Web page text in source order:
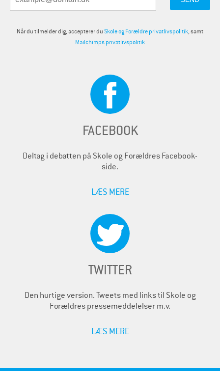
Når du tilmelder dig, accepterer duSkole og Forældre privatlivspolitik, samt
Mailchimps privatlivspolitik
FACEBOOK
Deltag i debatten på Skole og Forældres Facebook-
side.
LÆS MERE
TWITTER
Den hurtige version. Tweets med links til Skole og
Forældres pressemeddelelser m.v.
LÆS MERE